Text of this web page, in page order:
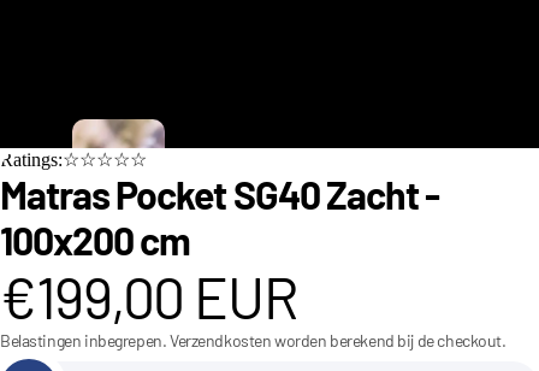
n
d
e
r
e
Ratings:☆☆☆☆☆
Matras Pocket SG40 Zacht -
100x200 cm
€199,00 EUR
Belastingen inbegrepen. Verzendkosten worden berekend bij de checkout.